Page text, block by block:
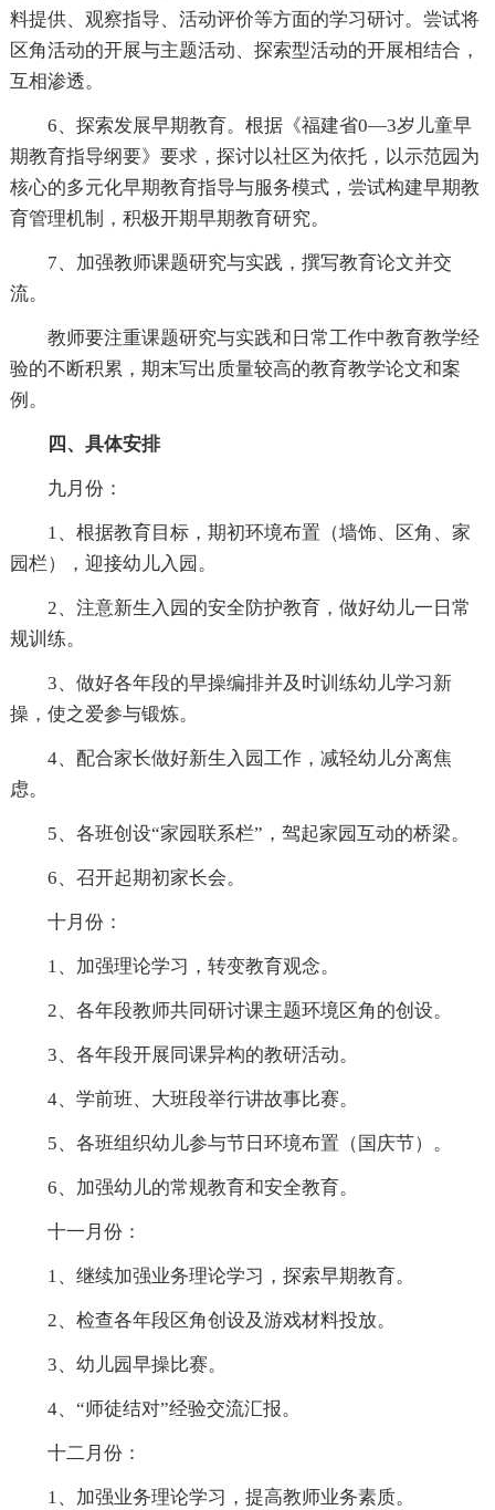
料提供、观察指导、活动评价等方面的学习研讨。尝试将
区角活动的开展与主题活动、探索型活动的开展相结合，
互相渗透。
6、探索发展早期教育。根据《福建省0—3岁儿童早
期教育指导纲要》要求，探讨以社区为依托，以示范园为
核心的多元化早期教育指导与服务模式，尝试构建早期教
育管理机制，积极开期早期教育研究。
7、加强教师课题研究与实践，撰写教育论文并交
流。
教师要注重课题研究与实践和日常工作中教育教学经
验的不断积累，期末写出质量较高的教育教学论文和案
例。
四、具体安排
九月份：
1、根据教育目标，期初环境布置（墙饰、区角、家
园栏），迎接幼儿入园。
2、注意新生入园的安全防护教育，做好幼儿一日常
规训练。
3、做好各年段的早操编排并及时训练幼儿学习新
操，使之爱参与锻炼。
4、配合家长做好新生入园工作，减轻幼儿分离焦
虑。
5、各班创设“家园联系栏”，驾起家园互动的桥梁。
6、召开起期初家长会。
十月份：
1、加强理论学习，转变教育观念。
2、各年段教师共同研讨课主题环境区角的创设。
3、各年段开展同课异构的教研活动。
4、学前班、大班段举行讲故事比赛。
5、各班组织幼儿参与节日环境布置（国庆节）。
6、加强幼儿的常规教育和安全教育。
十一月份：
1、继续加强业务理论学习，探索早期教育。
2、检查各年段区角创设及游戏材料投放。
3、幼儿园早操比赛。
4、“师徒结对”经验交流汇报。
十二月份：
1、加强业务理论学习，提高教师业务素质。